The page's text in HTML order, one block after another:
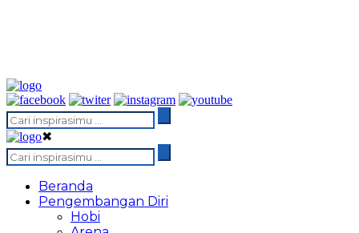
✖
Beranda
Pengembangan Diri
Hobi